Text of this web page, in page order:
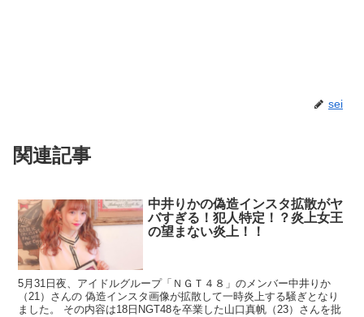
sei
関連記事
中井りかの偽造インスタ拡散がヤ
バすぎる！犯人特定！？炎上女王
の望まない炎上！！
5月31日夜、アイドルグループ「ＮＧＴ４８」のメンバー中井りか
（21）さんの 偽造インスタ画像が拡散して一時炎上する騒ぎとなり
ました。 その内容は18日NGT48を卒業した山口真帆（23）さんを批